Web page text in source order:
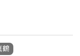
鶴